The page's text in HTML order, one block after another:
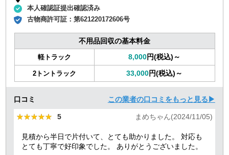
本人確認証提出確認済み
古物商許可証：第621220172606号
不用品回収の基本料金
軽トラック 8,000円(税込)～
2トントラック 33,000円(税込)～
口コミ この業者の口コミをもっと見る▶
★★★★★
★★★★★ 5 まめちゃん(2024/11/05)
見積から半日で片付いて、とても助かりました。 対応も
とても丁寧で好印象でした。 ありがとうございました。